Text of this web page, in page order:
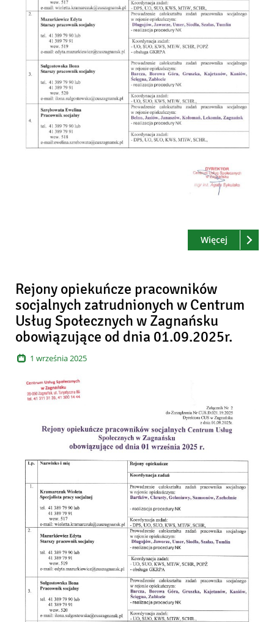
Czytaj
Więcej o:
Rejony opiekuńcze pracowników
socjalnych zatrudnionych w Centrum
Usług Społecznych w Zagnańsku
obowiązujące od dnia 01.09.2025r.
1 września 2025